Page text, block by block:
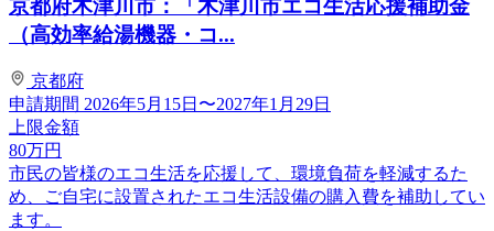
京都府木津川市：「木津川市エコ生活応援補助金
（高効率給湯機器・コ...
京都府
申請期間 2026年5月15日〜2027年1月29日
上限金額
80万円
市民の皆様のエコ生活を応援して、環境負荷を軽減するた
め、ご自宅に設置されたエコ生活設備の購入費を補助してい
ます。